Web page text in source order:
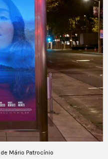
Mário Patrocínio